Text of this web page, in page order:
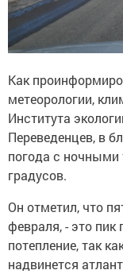
Как
метеорологии,
Института
Переведенцев, в
погода с ночными
градусов.
Он отметил, что
февраля, - это пик
потепление, так
надвинется